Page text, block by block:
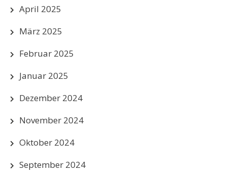
April 2025
März 2025
Februar 2025
Januar 2025
Dezember 2024
November 2024
Oktober 2024
September 2024